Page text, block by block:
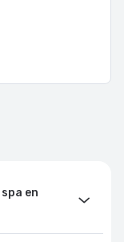
en